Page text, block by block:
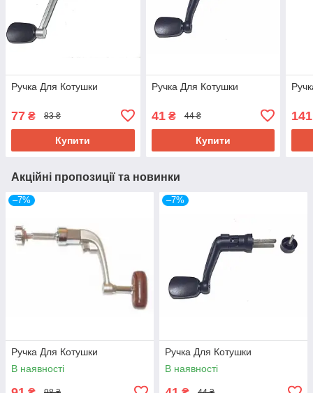
Ручка Для Котушки
77 ₴ 83 ₴
Купити
Ручка Для Котушки
41₴ 44 ₴
Купити
141
Акційні пропозиції та новинки
–7%
Ручка Для Котушки
В наявності
–7%
Ручка Для Котушки
В наявності